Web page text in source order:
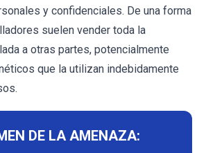
y confidenciales. De una forma
suelen vender toda la
a otras partes, potencialmente
que la utilizan indebidamente
DE LA AMENAZA: